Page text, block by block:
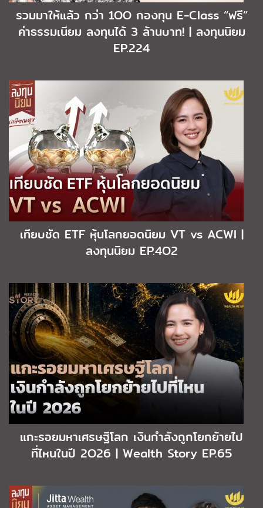
รวมมาให้แล้ว กว่า 1OO กองทุน E-Class “ฟรี”
ค่าธรรมเนียม ลงทุนได้ 3 ล้านบาท! | ลงทุนนิยม
EP.224
เทียบชัด ETF หุ้นโลกยอดนิยม VT vs ACWI |
ลงทุนนิยม EP.4O2
แกะรอยมหาเศรษฐีโลก เงินกำลังถูกโยกย้ายไป
ที่ไหนในปี 2O26 | Wealth Story EP.65